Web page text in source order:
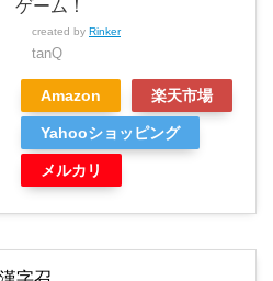
ゲーム！
created by Rinker
tanQ
Amazon 楽天市場
Yahooショッピング
メルカリ